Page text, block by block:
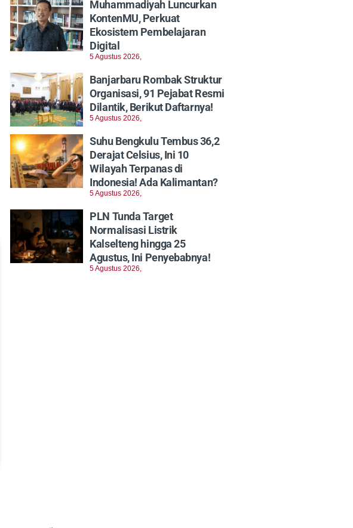
Muhammadiyah Luncurkan
KontenMU, Perkuat
Ekosistem Pembelajaran
Digital
5 Agustus 2026,
Banjarbaru Rombak Struktur
Organisasi, 91 Pejabat Resmi
Dilantik, Berikut Daftarnya!
5 Agustus 2026,
Suhu Bengkulu Tembus 36,2
Derajat Celsius, Ini 10
Wilayah Terpanas di
Indonesia! Ada Kalimantan?
5 Agustus 2026,
PLN Tunda Target
Normalisasi Listrik
Kalselteng hingga 25
Agustus, Ini Penyebabnya!
5 Agustus 2026,